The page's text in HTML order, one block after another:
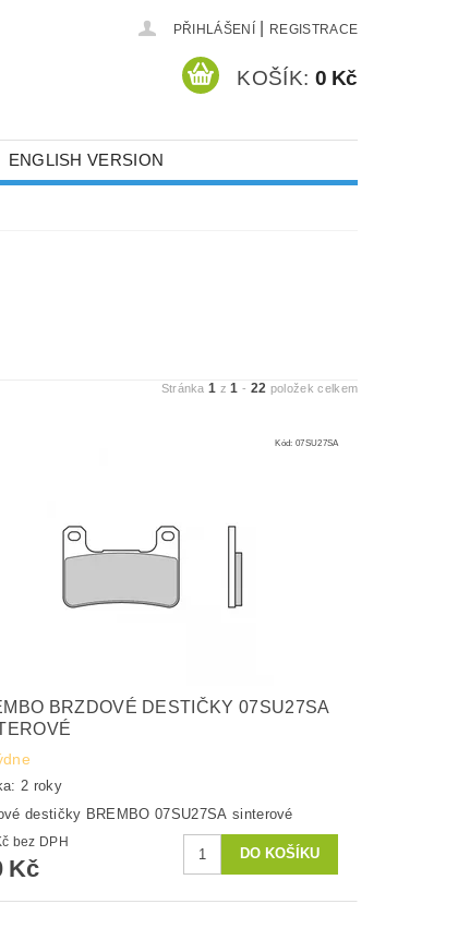
PŘIHLÁŠENÍ REGISTRACE
KOŠÍK: 0 Kč
ENGLISH VERSION
Stránka1 z1 - 22 položek celkem
Kód:07SU27SA
BRZDOVÉ DESTIČKY 07SU27SA
2 roky
destičky BREMBO 07SU27SA sinterové
785 Kč bez DPH
Kč